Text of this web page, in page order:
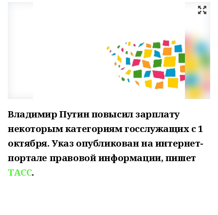
Владимир Путин повысил зарплату
некоторым категориям госслужащих с 1
октября. Указ опубликован на интернет-
портале правовой информации, пишет
ТАСС.